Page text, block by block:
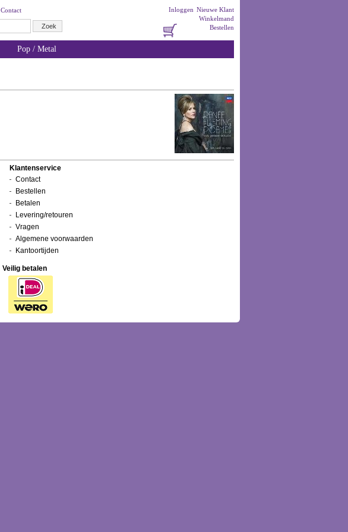
Contact Nieuwe Klant
Inloggen
Winkelmand
Bestellen
Pop / Metal
Klantenservice
Contact
Bestellen
Betalen
Levering/retouren
Vragen
Algemene voorwaarden
Kantoortijden
Veilig betalen